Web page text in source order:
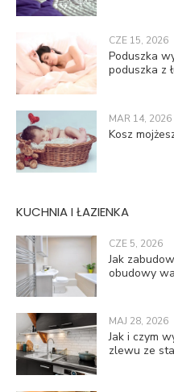
CZE 15, 2026
Poduszka
poduszka z
MAR 14, 2026
Kosz
KUCHNIA I ŁAZIENKA
CZE 5, 2026
Jak
obudowy
MAJ 28, 2026
Jak i czym
zlewu ze